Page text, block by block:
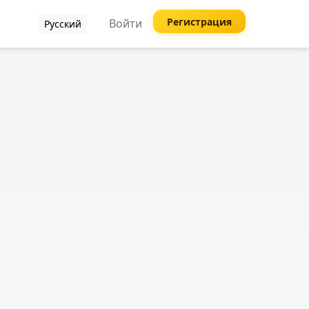
Русский Войти Регистрация